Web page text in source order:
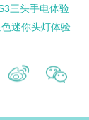
三头手电体验
迷你头灯体验